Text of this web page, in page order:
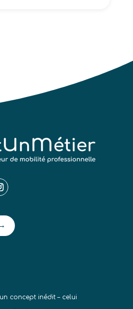
concept inédit – celui